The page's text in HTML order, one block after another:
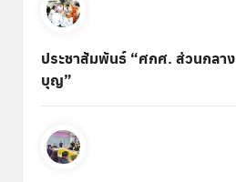
ประชาสัมพันธ์ “ศกศ. ส่วนกลา
บุญ”